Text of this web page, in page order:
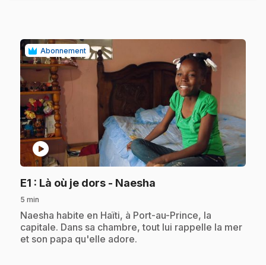
Abonnement
play_circle
E1 : Là où je dors - Naesha
5 min
.Naesha habite en Haïti, à Port-au-Prince, la
capitale. Dans sa chambre, tout lui rappelle la mer
et son papa qu'elle adore.